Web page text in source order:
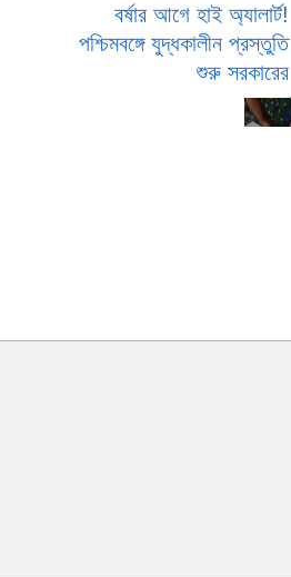
বর্ষার আগে হাই অ্যালার্ট!
পশ্চিমবঙ্গে যুদ্ধকালীন প্রস্তুতি
শুরু সরকারের